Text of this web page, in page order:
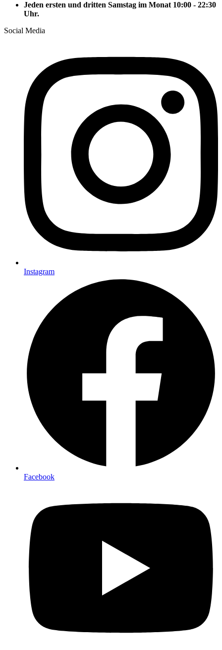
Jeden ersten und dritten Samstag im Monat 10:00 - 22:30
Uhr.
Social Media
Instagram
Facebook